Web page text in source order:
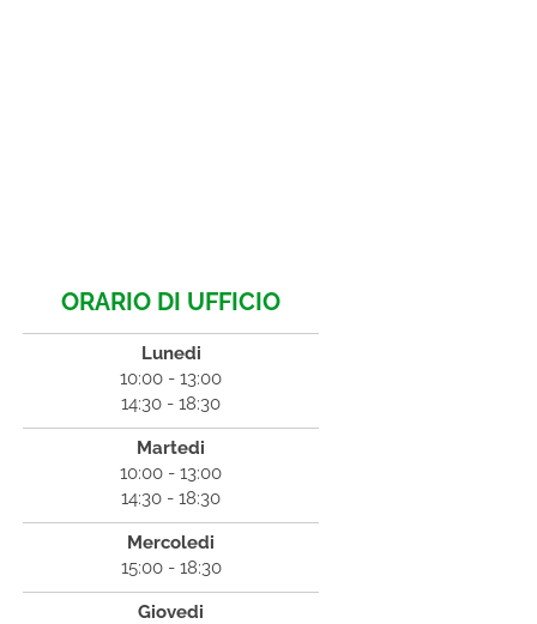
ORARIO DI UFFICIO
Lunedi
10:00 - 13:00
14:30 - 18:30
Martedi
10:00 - 13:00
14:30 - 18:30
Mercoledi
15:00 - 18:30
Giovedi